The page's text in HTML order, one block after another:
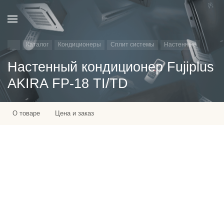
Каталог Кондиционеры Сплит системы Настенные
Настенный кондиционер Fujiplus
AKIRA FP-18 TI/TD
О товаре Цена и заказ